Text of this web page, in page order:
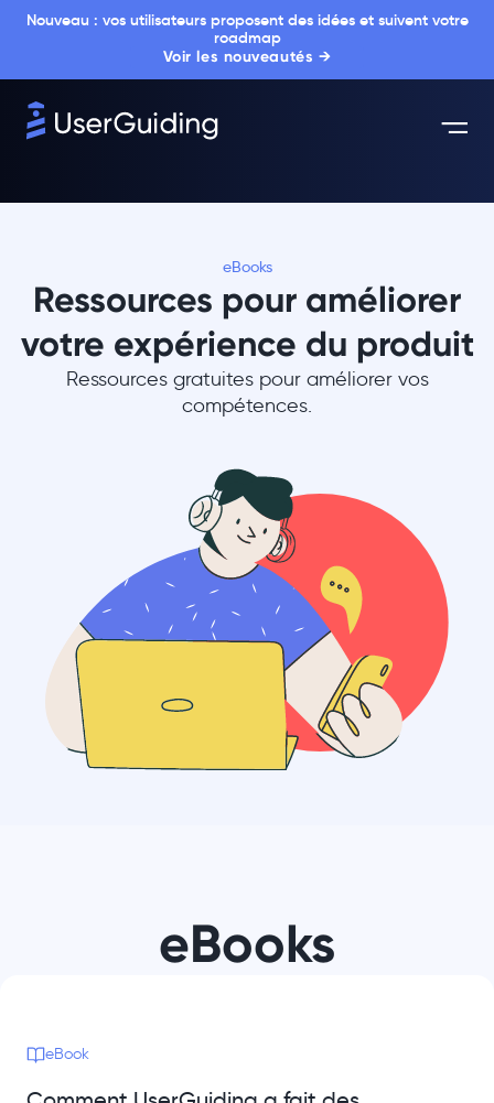
Nouveau : vos utilisateurs proposent des idées et suivent votre
roadmap
Voir les nouveautés →
eBooks
Ressources pour améliorer
votre expérience du produit
Ressources gratuites pour améliorer vos
compétences.
eBooks
eBook